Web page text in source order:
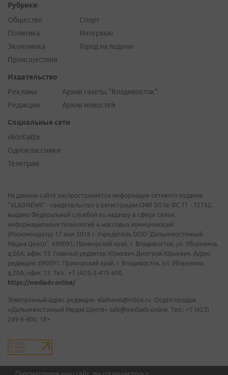
Просматривая наш сайт, вы соглашаетесь с
Рубрики
Общество
Политика
Экономика
Происшествия
Спорт
Интервью
Город на ладони
Издательство
Реклама
Редакция
Архив газеты "Владивосток"
Архив новостей
Социальные сети
vkontakte
Одноклассники
Телеграм
На данном сайте распространяется информация сетевого издания
"VLADNEWS" - свидетельство о регистрации СМИ ЭЛ № ФС 77 - 72742,
выдано Федеральной службой по надзору в сфере связи,
информационных технологий и массовых коммуникаций
(Роскомнадзор) 17 мая 2018 г. Учредитель ООО "Дальневосточный
Медиа Центр". 690091, Приморский край, г. Владивосток, ул. Уборевича,
д.20А, офис 13. Главный редактор Юркевич Дмитрий Юрьевич. Адрес
редакции: 690091, Приморский край, г. Владивосток, ул. Уборевича,
д.20А, офис 13. Тел.: +7 (423) 2-415-600.
https://mediadv.online/
Электронный адрес редакции: vladnews@inbox.ru. Отдел продаж
«Дальневосточный Медиа Центр» sale@mediadv.online. Тел.: +7 (423)
249-8-800. 18+